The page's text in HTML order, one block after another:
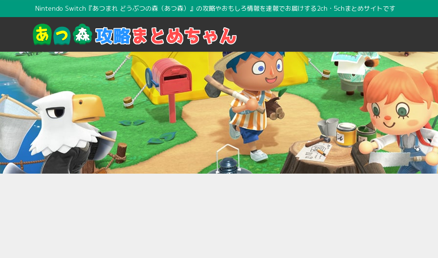
Nintendo Switch『あつまれ どうぶつの森（あつ森）』の攻略やおもしろ情報を速報でお届けする2ch・5chまとめサイトです